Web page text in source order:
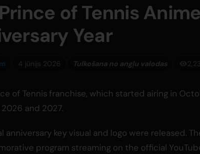
of Tennis
Year
4 jūnijs 2026 Tulkošana no angļu valodas
of Tennis franchise, which started airing in
and 2027.
anniversary key visual and logo were released.
program streaming on the official